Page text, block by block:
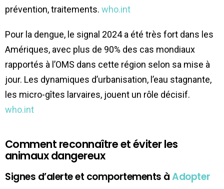
prévention, traitements. who.int
Pour la dengue, le signal 2024 a été très fort dans les
Amériques, avec plus de 90% des cas mondiaux
rapportés à l’OMS dans cette région selon sa mise à
jour. Les dynamiques d’urbanisation, l’eau stagnante,
les micro-gîtes larvaires, jouent un rôle décisif.
who.int
Comment reconnaître et éviter les
animaux dangereux
Signes d’alerte et comportements àAdopter